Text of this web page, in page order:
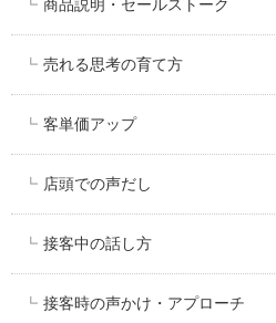
商品説明・セールストーク
売れる思考の育て方
客単価アップ
店頭での声だし
接客中の話し方
接客時の声かけ・アプローチ